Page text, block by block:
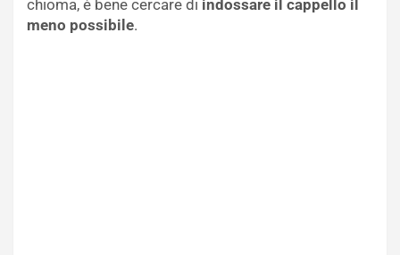
chioma, è bene cercare di indossare il cappello il
meno possibile.